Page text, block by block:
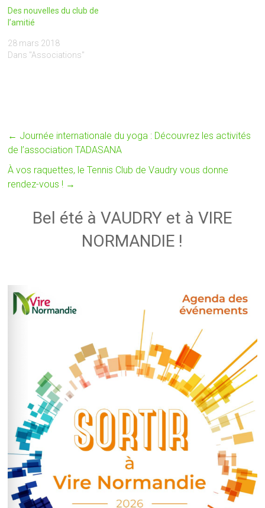
Des nouvelles du club de
l’amitié
28 mars 2018
Dans "Associations"
← Journée internationale du yoga : Découvrez les activités
de l’association TADASANA
À vos raquettes, le Tennis Club de Vaudry vous donne
rendez-vous ! →
Bel été à VAUDRY et à VIRE
NORMANDIE !